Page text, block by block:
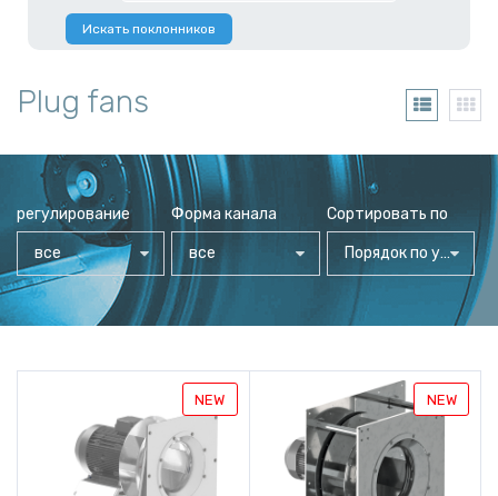
Искать поклонников
Plug fans
регулирование
все
Форма канала
все
Сортировать по
Порядок по умолчанию
NEW NEW